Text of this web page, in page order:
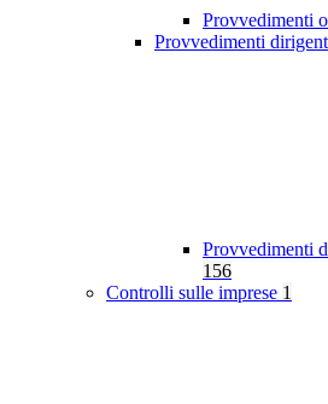
Provvedimenti
Provvedimenti
Provvedimenti
156
Controlli sulle imprese 1